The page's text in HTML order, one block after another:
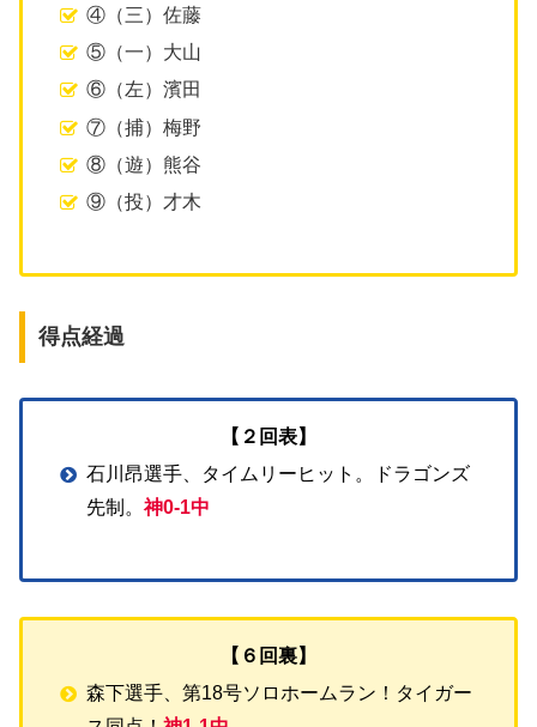
④（三）佐藤
⑤（一）大山
⑥（左）濱田
⑦（捕）梅野
⑧（遊）熊谷
⑨（投）才木
得点経過
【２回表】
石川昂選手、タイムリーヒット。ドラゴンズ
先制。神0-1中
【６回裏】
森下選手、第18号ソロホームラン！タイガー